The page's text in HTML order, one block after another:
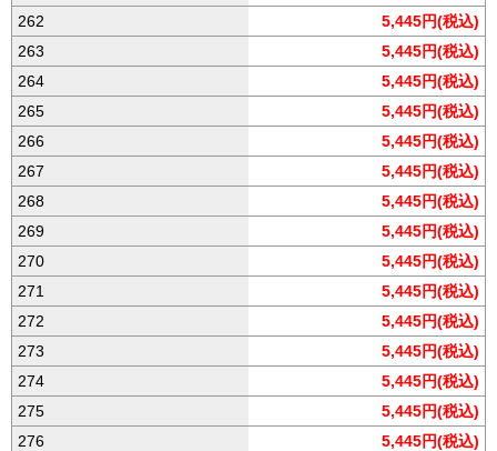
262
5,445円(税込)
263
5,445円(税込)
264
5,445円(税込)
265
5,445円(税込)
266
5,445円(税込)
267
5,445円(税込)
268
5,445円(税込)
269
5,445円(税込)
270
5,445円(税込)
271
5,445円(税込)
272
5,445円(税込)
273
5,445円(税込)
274
5,445円(税込)
275
5,445円(税込)
276
5,445円(税込)